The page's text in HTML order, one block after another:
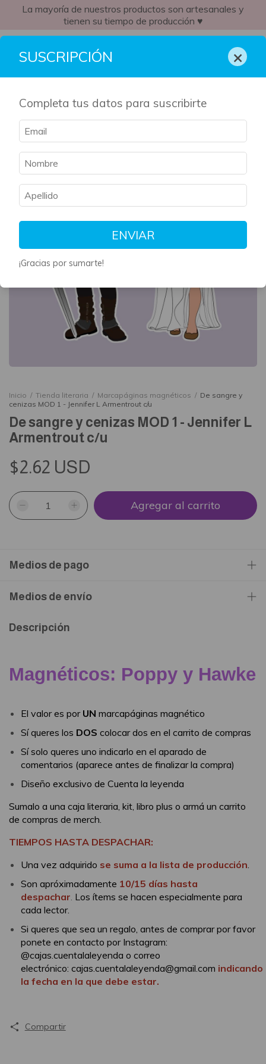
La mayoría de nuestros productos son artesanales y
tienen su tiempo de producción ♥
Inicio / Tienda literaria / Marcapáginas magnéticos / De sangre y
cenizas MOD 1 - Jennifer L Armentrout c/u
De sangre y cenizas MOD 1 - Jennifer L
Armentrout c/u
$2.62 USD
Medios de pago
Medios de envío
Descripción
Magnéticos: Poppy y Hawke
El valor es por UN marcapáginas magnético
Sí queres los DOS colocar dos en el carrito de compras
Sí solo queres uno indicarlo en el aparado de
comentarios (aparece antes de finalizar la compra)
Diseño exclusivo de Cuenta la leyenda
Sumalo a una caja literaria, kit, libro plus o armá un carrito
de compras de merch.
TIEMPOS HASTA DESPACHAR:
Una vez adquirido se suma a la lista de producción.
Son apróximadamente 10/15 días hasta
despachar. Los ítems se hacen especialmente para
cada lector.
Si queres que sea un regalo, antes de comprar por favor
ponete en contacto por Instagram:
@cajas.cuentalaleyenda o correo
electrónico: cajas.cuentalaleyenda@gmail.com indicando
la fecha en la que debe estar.
Compartir
SUSCRIPCIÓN ×
Completa tus datos para suscribirte
ENVIAR
¡Gracias por sumarte!